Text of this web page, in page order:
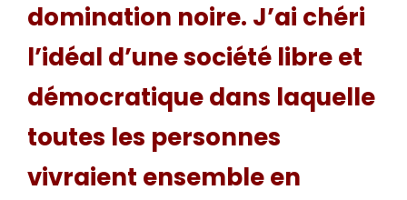
domination noire. J’ai chéri
l’idéal d’une société libre et
démocratique dans laquelle
toutes les personnes
vivraient ensemble en